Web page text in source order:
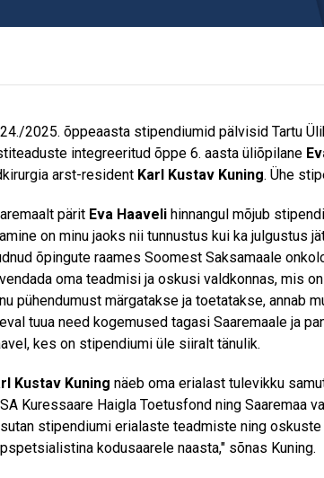
2025. õppeaasta stipendiumid pälvisid Tartu
integreeritud õppe 6. aasta üliõpilane
arst-resident Karl Kustav Kuning. Ühe
pärit Eva Haaveli hinnangul mõjub
on minu jaoks nii tunnustus kui ka julgustus
õpingute raames Soomest Saksamaale
oma teadmisi ja oskusi valdkonnas, mis
pühendumust märgatakse ja toetatakse, annab
tuua need kogemused tagasi Saaremaale ja
kes on stipendiumi üle siiralt tänulik.
Kustav Kuning näeb oma erialast tulevikku
Kuressaare Haigla Toetusfond ning Saaremaa
stipendiumi erialaste teadmiste ning
kodusaarele naasta," sõnas Kuning.